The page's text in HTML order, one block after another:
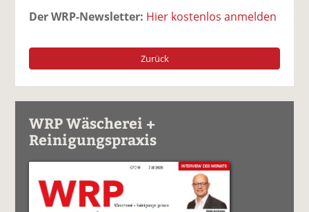
Der WRP-Newsletter: Hier kostenlos anmelden
Zurück
WRP Wäscherei +
Reinigungspraxis